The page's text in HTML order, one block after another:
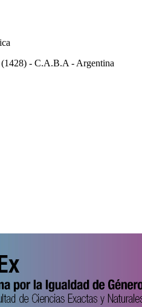
- C.A.B.A - Argentina